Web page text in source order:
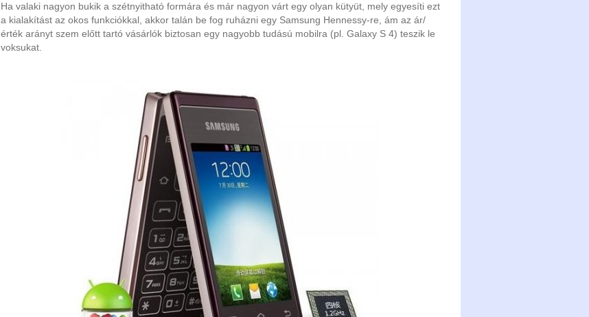
Ha valaki nagyon bukik a szétnyitható formára és már nagyon várt egy olyan kütyüt, mely egyesíti ezt
a kialakítást az okos funkciókkal, akkor talán be fog ruházni egy Samsung Hennessy-re, ám az ár/
érték arányt szem előtt tartó vásárlók biztosan egy nagyobb tudású mobilra (pl. Galaxy S 4) teszik le
voksukat.